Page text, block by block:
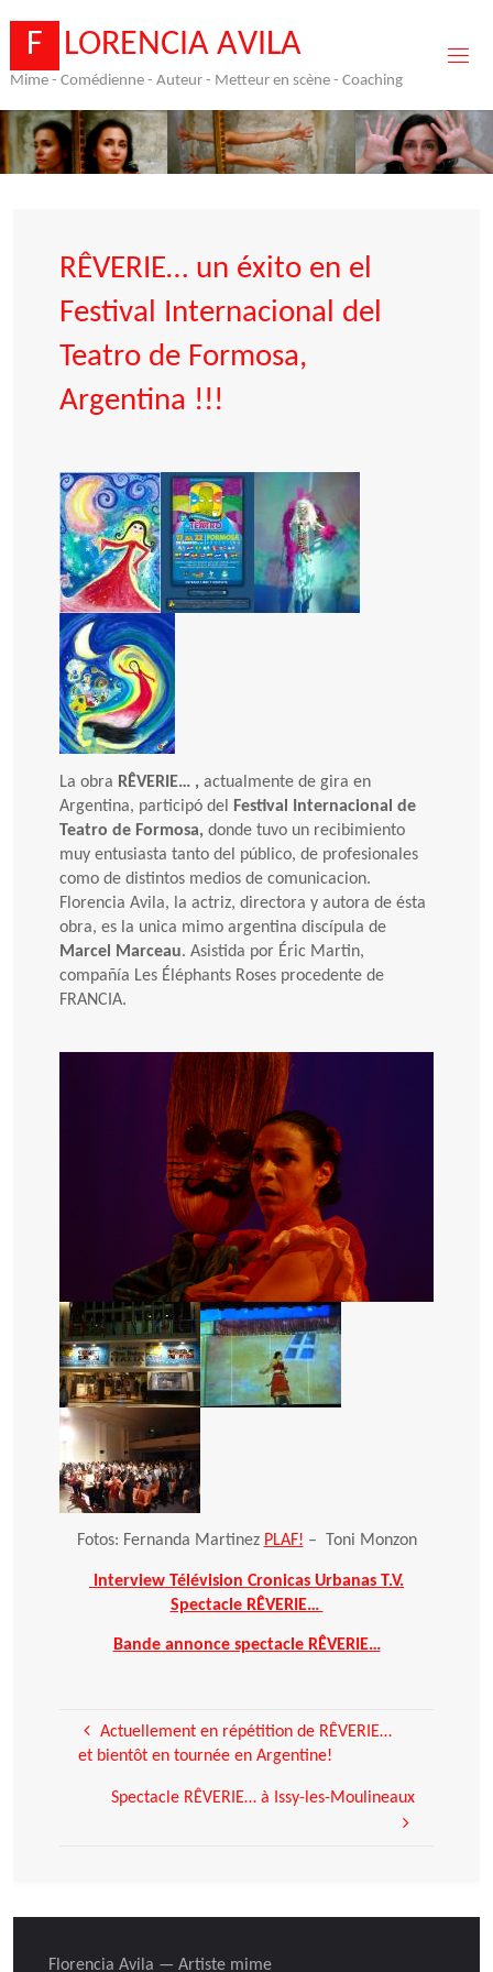
content
F LORENCIA AVILA
Mime - Comédienne - Auteur - Metteur en scène - Coaching
RÊVERIE… un éxito en el
Festival Internacional del
Teatro de Formosa,
Argentina !!!
La obra RÊVERIE… ,actualmente de gira en
Argentina, participó del
Festival Internacional de
Teatro de Formosa, donde tuvo un recibimiento
muy entusiasta tanto del público, de profesionales
como de distintos medios de comunicacion.
Florencia Avila, la actriz, directora y autora de ésta
obra, es la unica mimo argentina discípula de
Marcel Marceau. Asistida por Éric Martin,
compañía Les Éléphants Roses procedente de
FRANCIA.
Fotos: Fernanda Martinez PLAF! – Toni Monzon
Interview Télévision Cronicas Urbanas T.V.
Spectacle RÊVERIE…
Bande annonce spectacle RÊVERIE…
Actuellement en répétition de RÊVERIE…
et bientôt en tournée en Argentine!
Spectacle RÊVERIE… à Issy-les-Moulineaux
Florencia Avila — Artiste mime